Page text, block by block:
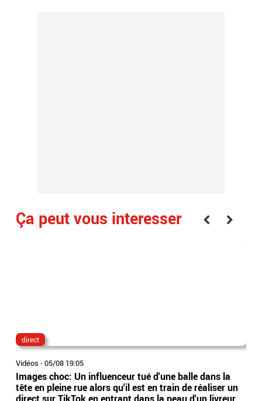
Ça peut vous interesser
direct
Vidéos -05/08 19:05
Images choc: Un influenceur tué d'une balle dans la
tête en pleine rue alors qu'il est en train de réaliser un